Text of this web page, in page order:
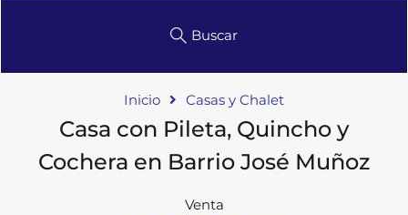
Buscar
Inicio Casas y Chalet
Casa con Pileta, Quincho y
Cochera en Barrio José Muñoz
Venta